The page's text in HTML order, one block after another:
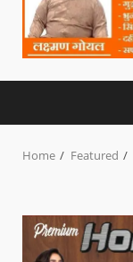
Home Featured